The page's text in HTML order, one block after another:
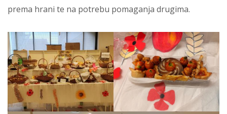
prema hrani te na potrebu pomaganja drugima.